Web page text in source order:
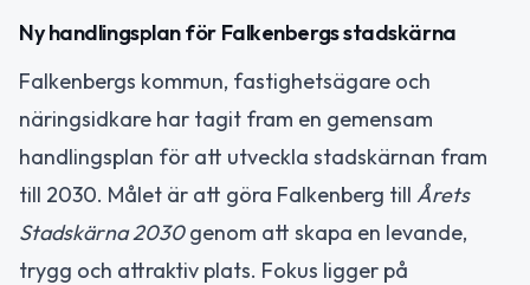
Ny handlingsplan för Falkenbergs stadskärna
Falkenbergs kommun, fastighetsägare och
näringsidkare har tagit fram en gemensam
handlingsplan för att utveckla stadskärnan fram
till 2030. Målet är att göra Falkenberg till Årets
Stadskärna 2030genom att skapa en levande,
trygg och attraktiv plats. Fokus ligger på